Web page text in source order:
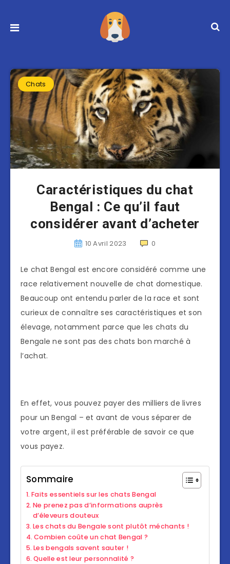
Chats
Caractéristiques du chat
Bengal : Ce qu’il faut
considérer avant d’acheter
10 Avril 2023 0
Le chat Bengal est encore considéré comme une
race relativement nouvelle de chat domestique.
Beaucoup ont entendu parler de la race et sont
curieux de connaître ses caractéristiques et son
élevage, notamment parce que les chats du
Bengale ne sont pas des chats bon marché à
l’achat.
En effet, vous pouvez payer des milliers de livres
pour un Bengal – et avant de vous séparer de
votre argent, il est préférable de savoir ce que
vous payez.
Sommaire
Faits essentiels sur les chats Bengal
Ne prenez pas d’informations auprès
d’éleveurs douteux
Les chats du Bengale sont plutôt méchants !
Combien coûte un chat Bengal ?
Les bengals savent sauter !
Quelle est leur personnalité ?